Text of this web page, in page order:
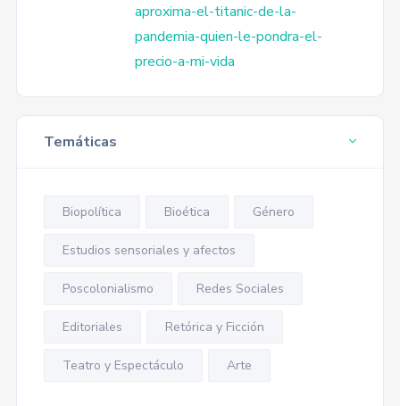
aproxima-el-titanic-de-la-
pandemia-quien-le-pondra-el-
precio-a-mi-vida
Temáticas
Biopolítica Bioética Género
Estudios sensoriales y afectos
Poscolonialismo Redes Sociales
Editoriales Retórica y Ficción
Teatro y Espectáculo Arte